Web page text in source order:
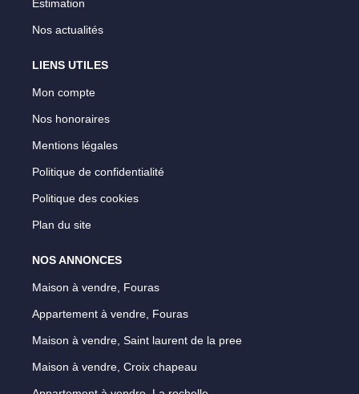
Estimation
Nos actualités
LIENS UTILES
Mon compte
Nos honoraires
Mentions légales
Politique de confidentialité
Politique des cookies
Plan du site
NOS ANNONCES
Maison à vendre, Fouras
Appartement à vendre, Fouras
Maison à vendre, Saint laurent de la pree
Maison à vendre, Croix chapeau